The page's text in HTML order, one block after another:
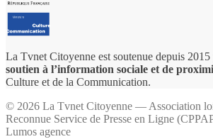
La Tvnet Citoyenne est soutenue depuis 2015
soutien à l’information sociale et de
Culture et de la Communication.
© 2026 La Tvnet Citoyenne — Association
Reconnue Service de Presse en Ligne
Lumos agence